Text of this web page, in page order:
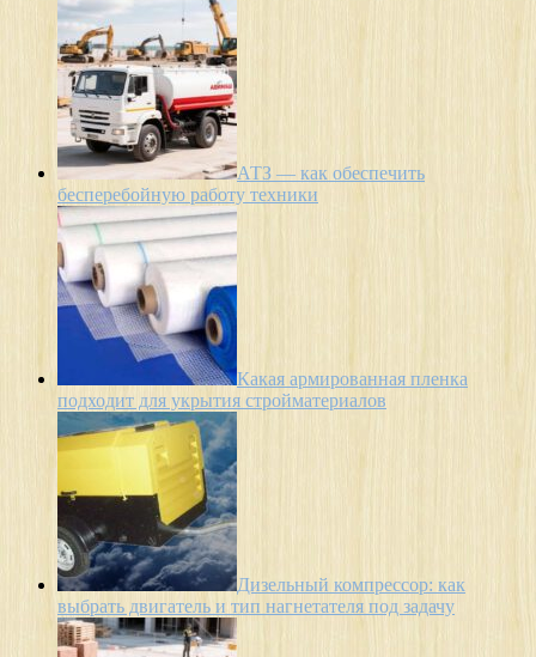
АТЗ — как обеспечить
бесперебойную работу техники
Какая армированная пленка
подходит для укрытия стройматериалов
Дизельный компрессор: как
выбрать двигатель и тип нагнетателя под задачу